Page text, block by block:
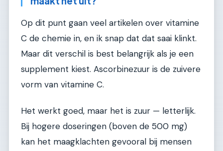
Op dit punt gaan veel artikelen over vitamine
C de chemie in, en ik snap dat dat saai klinkt.
Maar dit verschil is best belangrijk als je een
supplement kiest. Ascorbinezuur is de zuivere
vorm van vitamine C.
Het werkt goed, maar het is zuur — letterlijk.
Bij hogere doseringen (boven de 500 mg)
kan het maagklachten gevooral bij mensen